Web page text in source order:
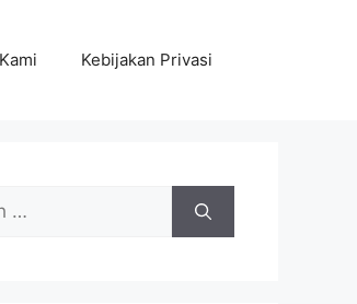
Kebijakan Privasi